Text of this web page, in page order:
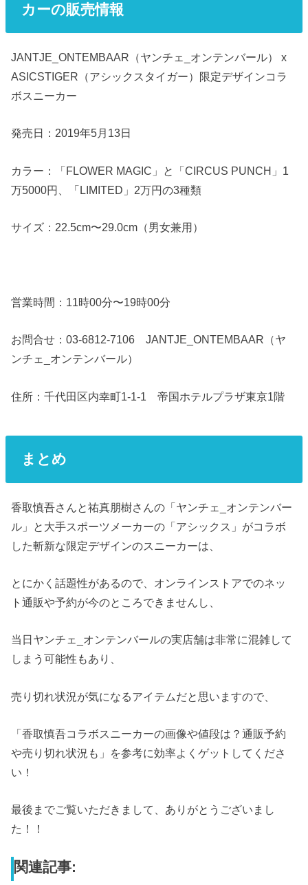
カーの販売情報
JANTJE_ONTEMBAAR（ヤンチェ_オンテンバール） x
ASICSTIGER（アシックスタイガー）限定デザインコラ
ボスニーカー
発売日：2019年5月13日
カラー：「FLOWER MAGIC」と「CIRCUS PUNCH」1
万5000円、「LIMITED」2万円の3種類
サイズ：22.5cm〜29.0cm（男女兼用）
営業時間：11時00分〜19時00分
お問合せ：03-6812-7106 JANTJE_ONTEMBAAR（ヤ
ンチェ_オンテンバール）
住所：千代田区内幸町1-1-1 帝国ホテルプラザ東京1階
まとめ
香取慎吾さんと祐真朋樹さんの「ヤンチェ_オンテンバー
ル」と大手スポーツメーカーの「アシックス」がコラボ
した斬新な限定デザインのスニーカーは、
とにかく話題性があるので、オンラインストアでのネッ
ト通販や予約が今のところできませんし、
当日ヤンチェ_オンテンバールの実店舗は非常に混雑して
しまう可能性もあり、
売り切れ状況が気になるアイテムだと思いますので、
「香取慎吾コラボスニーカーの画像や値段は？通販予約
や売り切れ状況も」を参考に効率よくゲットしてくださ
い！
最後までご覧いただきまして、ありがとうございまし
た！！
関連記事: